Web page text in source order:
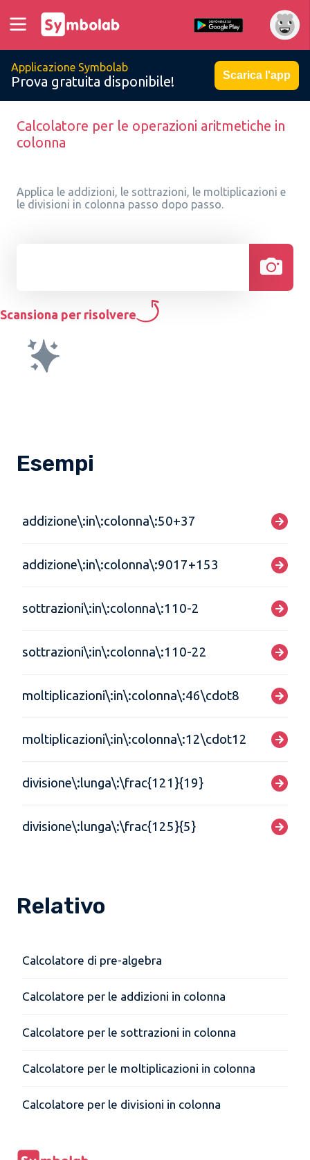
Applicazione Symbolab
Prova gratuita disponibile! Scarica l'app
Calcolatore per le operazioni aritmetiche in
colonna
Applica le addizioni, le sottrazioni, le moltiplicazioni e
le divisioni in colonna passo dopo passo.
Scansiona per risolvere
Esempi
addizione\:in\:colonna\:50+37
addizione\:in\:colonna\:9017+153
sottrazioni\:in\:colonna\:110-2
sottrazioni\:in\:colonna\:110-22
moltiplicazioni\:in\:colonna\:46\cdot8
moltiplicazioni\:in\:colonna\:12\cdot12
divisione\:lunga\:\frac{121}{19}
divisione\:lunga\:\frac{125}{5}
Relativo
Calcolatore di pre-algebra
Calcolatore per le addizioni in colonna
Calcolatore per le sottrazioni in colonna
Calcolatore per le moltiplicazioni in colonna
Calcolatore per le divisioni in colonna